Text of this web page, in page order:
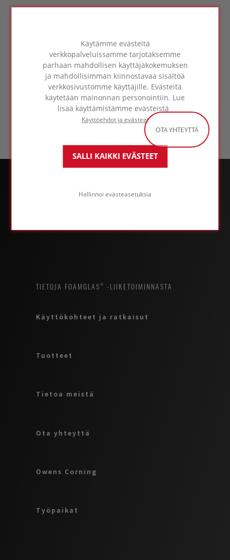
Käytämme evästeitä
verkkopalveluissamme tarjotaksemme
parhaan mahdollisen käyttäjäkokemuksen
ja mahdollisimman kiinnostavaa sisältöä
verkkosivustomme käyttäjille. Evästeitä
käytetään mainonnan personointiin. Lue
lisää käyttämistämme evästeistä
Käyttöehdot ja evästeet
SALLI KAIKKI EVÄSTEET
Hallinnoi evästeasetuksia
Weight: 165gr/m²
PDS-PC 150-en 35,26 KB
LINK SDS - PC 150
OTA YHTEYTTÄ
TIETOJA FOAMGLAS® -LIIKETOIMINNASTA
Käyttökohteet ja ratkaisut
Tuotteet
Tietoa meistä
Ota yhteyttä
Owens Corning
Työpaikat